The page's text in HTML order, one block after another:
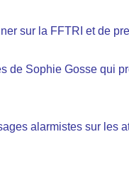
sur la FFTRI et de
de Sophie Gosse qui
alarmistes sur les